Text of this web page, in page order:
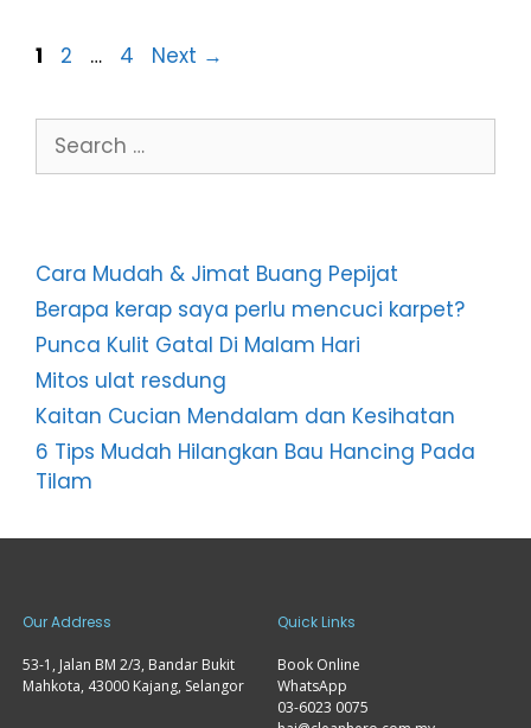
1 2 … 4 Next →
Cara Mudah & Jimat Buang Pepijat
Berapa kerap saya perlu mencuci karpet?
Punca Kulit Gatal Di Malam Hari
Mitos ulat resdung
Kaitan Cucian Mendalam dan Kesihatan
6 Tips Mudah Hilangkan Bau Hancing Pada
Tilam
Our Address
53-1, Jalan BM 2/3, Bandar Bukit
Mahkota, 43000 Kajang, Selangor
Quick Links
Book Online
WhatsApp
03-6023 0075